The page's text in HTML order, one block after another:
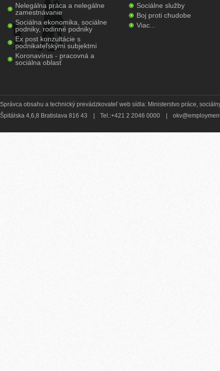
Nelegálna práca a nelegálne
zamestnávanie
Sociálna ekonomika, sociálne
podniky, rodinné podniky
Ex post konzultácie s
podnikateľskými subjektmi
Koronavírus - pracovná a
sociálna oblasť
Sociálne služby
Boj proti chudobe
Viac...
Správca obsahu a technický prevádzkovateľ web sídla: Ministerstvo práce,
Špitálska 4,6,8 Bratislava 816 43
Tel.:+421 2 2046 0000